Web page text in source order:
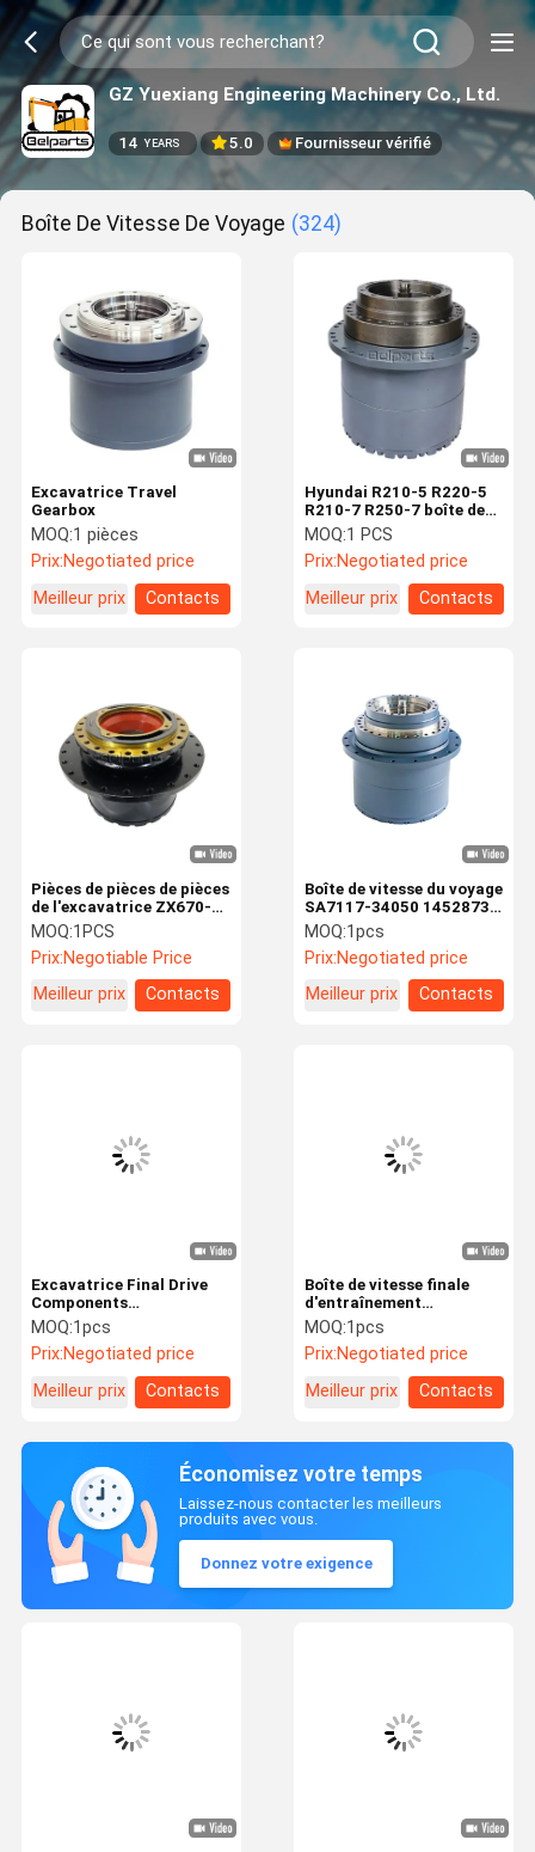
GZ Yuexiang Engineering Machinery Co., Ltd.
14 YEARS 5.0 Fournisseur vérifié
Boîte De Vitesse De Voyage (324)
Excavatrice Travel
Gearbox
MOQ:1 pièces
Prix:Negotiated price
Meilleur prix
Contacts
Hyundai R210-5 R220-5
R210-7 R250-7 boîte de
vitesses de réduction de
déplacement 31EM-
40010 pour pièces
MOQ:1 PCS
Prix:Negotiated price
Meilleur prix
Contacts
Pièces de pièces de pièces
de l'excavatrice ZX670-3
JD670G Boîte de vitesses
de réduction de
déplacement pour
Hitachi 9254462
MOQ:1PCS
Prix:Negotiable Price
Meilleur prix
Contacts
Boîte de vitesse du voyage
SA7117-34050 14528735
pour l'excavatrice EC240
EC240B de
MOQ:1pcs
Prix:Negotiated price
Meilleur prix
Contacts
Excavatrice Final Drive
Components
YN15V00037F1 de boîte
de vitesse de voyage de
KOBELCO SY215-8 SH210
SH240-5 SH200A3 CX210
MOQ:1pcs
Prix:Negotiated price
Meilleur prix
Contacts
Boîte de vitesse finale
d'entraînement
d'excavatrice de JCB,
boîte de vitesse 20925318
de réduction de voyage de
JS200 JS210 JS220
MOQ:1pcs
Prix:Negotiated price
Meilleur prix
Contacts
Économisez votre temps
Laissez-nous contacter les meilleurs
produits avec vous.
Donnez votre exigence